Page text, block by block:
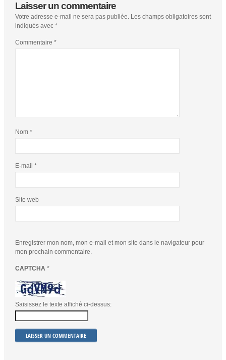
Laisser un commentaire
Votre adresse e-mail ne sera pas publiée. Les champs obligatoires sont
indiqués avec *
Commentaire *
Nom *
E-mail *
Site web
Enregistrer mon nom, mon e-mail et mon site dans le navigateur pour
mon prochain commentaire.
CAPTCHA *
Saisissez le texte affiché ci-dessus: